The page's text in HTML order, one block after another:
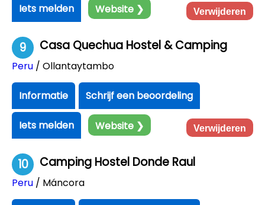
Iets melden Website ❯ Verwijderen
9 Casa Quechua Hostel & Camping
Peru / Ollantaytambo
Informatie Schrijf een beoordeling
Iets melden Website ❯ Verwijderen
10 Camping Hostel Donde Raul
Peru / Máncora